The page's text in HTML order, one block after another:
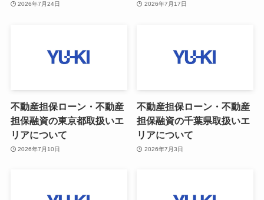
2026年7月24日 2026年7月17日
不動産担保ローン・不動産
担保融資の東京都取扱いエ
リアについて
2026年7月10日
不動産担保ローン・不動産
担保融資の千葉県取扱いエ
リアについて
2026年7月3日